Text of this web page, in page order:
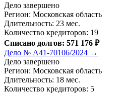
Дело завершено
Регион: Московская область
Длительность: 23 мес.
Количество кредиторов: 19
Списано долгов: 571 176 ₽
Дело № А41-70106/2024 →
Дело завершено
Регион: Московская область
Длительность: 18 мес.
Количество кредиторов: 5